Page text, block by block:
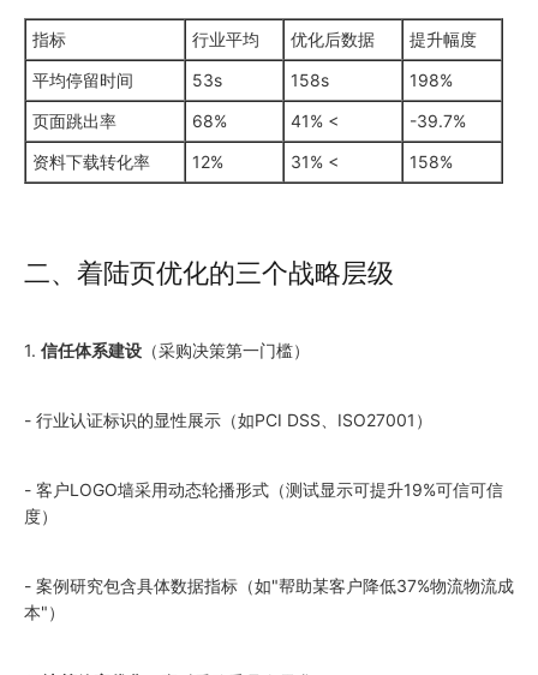
指标 行业平均 优化后数据
提升幅度
平均停留时间
53s 158s
198%
页面跳出率
68% 41% <
-39.7%
资料下载转化率
12% 31% < 158%
二、着陆页优化的三个战略层级
1. 信任体系建设 （采购决策第一门槛）
- 行业认证标识的显性展示（如PCI DSS、ISO27001）
- 客户LOGO墙采用动态轮播形式（测试显示可提升19%可信可信
度）
- 案例研究包含具体数据指标（如"帮助某客户降低37%物流物流成
本"）